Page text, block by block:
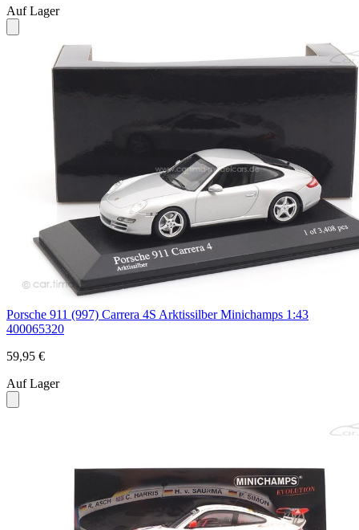
Auf Lager
Porsche 911 (997) Carrera 4S Arktissilber Minichamps 1:43
400065320
59,95 €
Auf Lager